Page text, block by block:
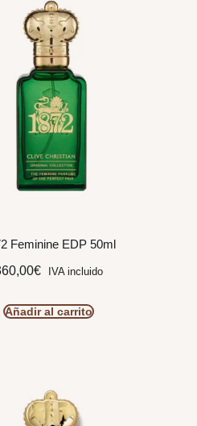
Feminine EDP 50ml
€ IVA incluido
Añadir al carrito